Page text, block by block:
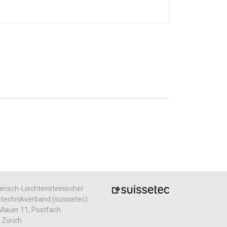
Liechtensteinischer
(suissetec)
11, Postfach
Zürich